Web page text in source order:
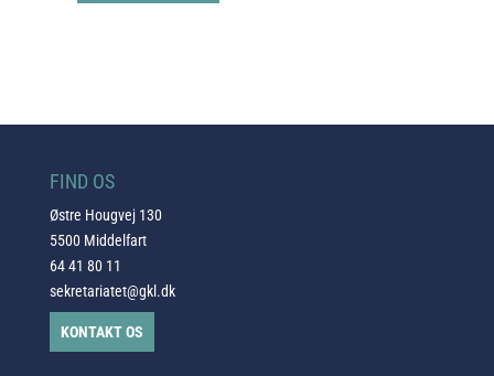
FIND OS
Østre Hougvej 130
5500 Middelfart
64 41 80 11
sekretariatet@gkl.dk
KONTAKT OS